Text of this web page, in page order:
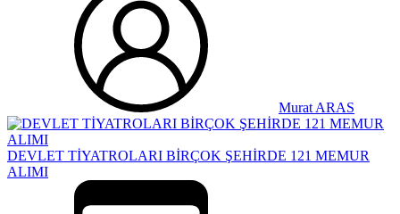
Murat ARAS
DEVLET TİYATROLARI BİRÇOK ŞEHİRDE 121 MEMUR
ALIMI